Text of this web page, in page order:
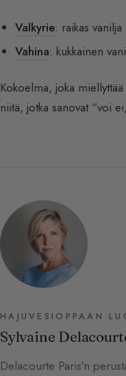
Valkyrie: raikas vanilja
Vahina: kukkainen
Kokoelma, joka
niitä, jotka sanovat “voi
HAJUVESIOPPAAN
Sylvaine
Delacourte Paris'n